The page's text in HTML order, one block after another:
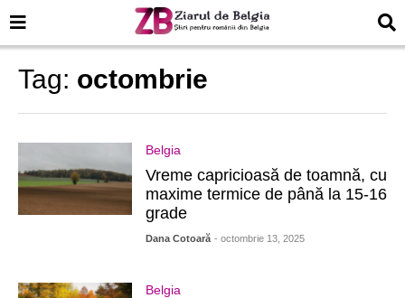
Tag: octombrie
Belgia
Vreme capricioasă de toamnă, cu
maxime termice de până la 15-16
grade
Dana Cotoară - octombrie 13, 2025
Belgia